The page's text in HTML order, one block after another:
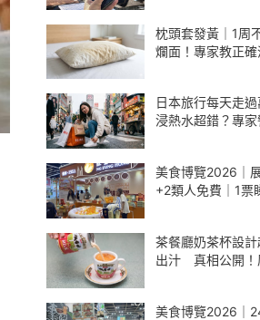
枕頭套發黃｜1周
爛面！專家教正
日本旅行每天走
浸熱水超錯？專
美食博覽2026｜
+2類人免費｜1票
茶餐廳奶茶杯設
出汁 真相公開！
美食博覽2026｜